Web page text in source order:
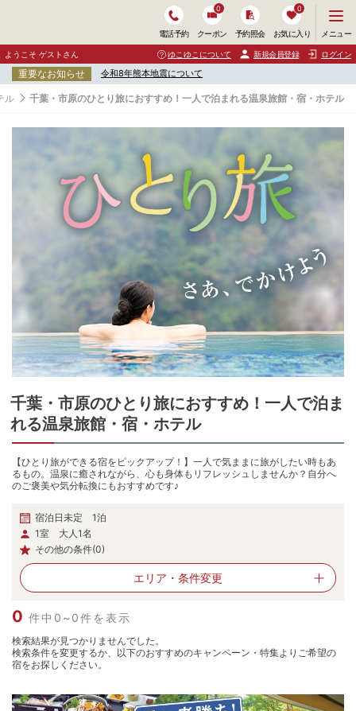
電話予約 クーポン
0
予約照会 お気に入り
0
ニ
ュ
ー
開
く
メニュー
ようこそ ゲストさん ゆこゆこについて 新規会員登録 ログイン
重要なお知らせ 令和8年熊本地震について
ル 千葉・市原のひとり旅におすすめ！一人で泊まれる温泉旅館・宿・ホテル
千葉・市原のひとり旅におすすめ！一人で泊ま
れる温泉旅館・宿・ホテル
【ひとり旅ができる宿をピックアップ！】一人で気ままに旅がしたい時もあ
るもの。温泉に癒されながら、心も身体もリフレッシュしませんか？自分へ
のご褒美や気分転換にもおすすめです♪
宿泊日未定 1泊
1室 大人1名
その他の条件(0)
エリア・ 条件変更
0 件中0~0件を表示
検索結果が見つかりませんでした。
検索条件を変更するか、以下のおすすめのキャンペーン・特集よりご希望の
宿をお探しください。